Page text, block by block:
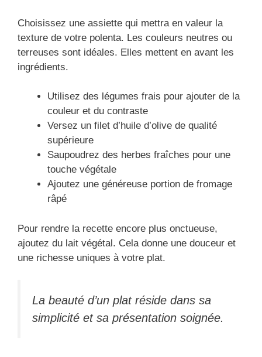
Choisissez une assiette qui mettra en valeur la
texture de votre polenta. Les couleurs neutres ou
terreuses sont idéales. Elles mettent en avant les
ingrédients.
Utilisez des légumes frais pour ajouter de la
couleur et du contraste
Versez un filet d’huile d’olive de qualité
supérieure
Saupoudrez des herbes fraîches pour une
touche végétale
Ajoutez une généreuse portion de fromage
râpé
Pour rendre la recette encore plus onctueuse,
ajoutez du lait végétal. Cela donne une douceur et
une richesse uniques à votre plat.
La beauté d’un plat réside dans sa
simplicité et sa présentation soignée.